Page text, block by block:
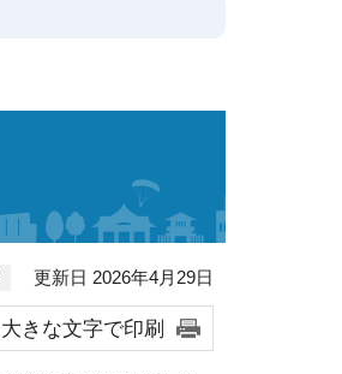
更新日 2026年4月29日
大きな文字で印刷